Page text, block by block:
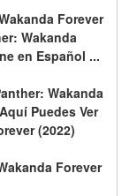
Forever
Wakanda
en Español ...
Wakanda
Puedes Ver
(2022)
Forever